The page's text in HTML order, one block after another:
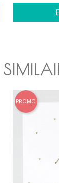
PROMO